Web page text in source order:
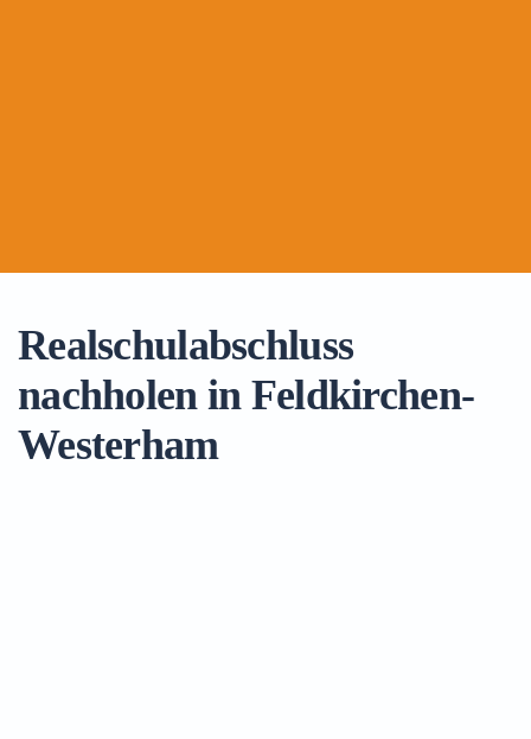
Realschulabschluss
nachholen in Feldkirchen-
Westerham